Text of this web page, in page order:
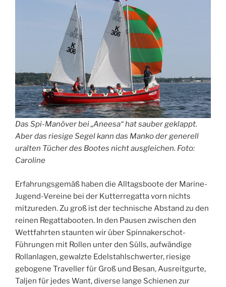
Das Spi-Manöver bei „Aneesa“ hat sauber geklappt.
Aber das riesige Segel kann das Manko der generell
uralten Tücher des Bootes nicht ausgleichen. Foto:
Caroline
Erfahrungsgemäß haben die Alltagsboote der Marine-
Jugend-Vereine bei der Kutterregatta vorn nichts
mitzureden. Zu groß ist der technische Abstand zu den
reinen Regattabooten. In den Pausen zwischen den
Wettfahrten staunten wir über Spinnakerschot-
Führungen mit Rollen unter den Sülls, aufwändige
Rollanlagen, gewalzte Edelstahlschwerter, riesige
gebogene Traveller für Groß und Besan, Ausreitgurte,
Taljen für jedes Want, diverse lange Schienen zur